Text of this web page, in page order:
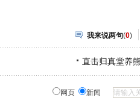
我来说两句(0)
直击归真堂养
网页 新闻